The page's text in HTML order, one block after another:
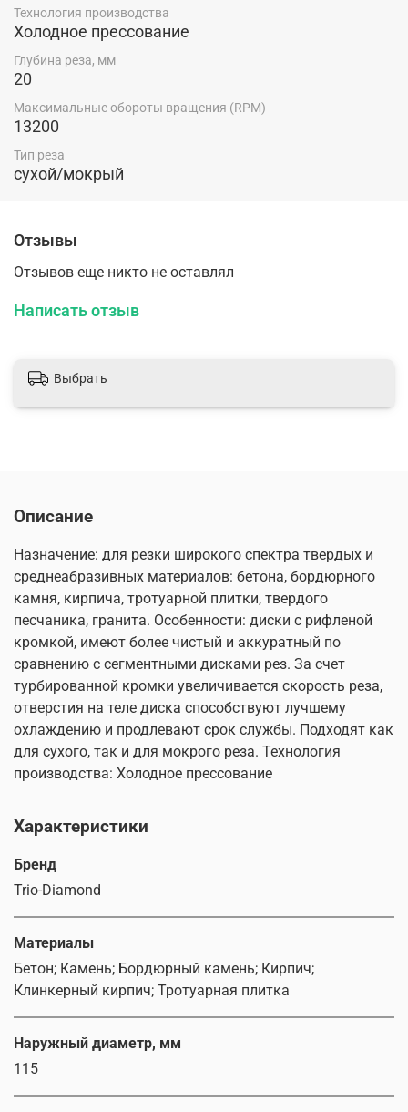
Технология производства
Холодное прессование
Глубина реза, мм
20
Максимальные обороты вращения (RPM)
13200
Тип реза
сухой/мокрый
Отзывы
Отзывов еще никто не оставлял
Написать отзыв
Выбрать
Описание
Назначение: для резки широкого спектра твердых и
среднеабразивных материалов: бетона, бордюрного
камня, кирпича, тротуарной плитки, твердого
песчаника, гранита. Особенности: диски с рифленой
кромкой, имеют более чистый и аккуратный по
сравнению с сегментными дисками рез. За счет
турбированной кромки увеличивается скорость реза,
отверстия на теле диска способствуют лучшему
охлаждению и продлевают срок службы. Подходят как
для сухого, так и для мокрого реза. Технология
производства: Холодное прессование
Характеристики
Бренд
Trio-Diamond
Материалы
Бетон; Камень; Бордюрный камень; Кирпич;
Клинкерный кирпич; Тротуарная плитка
Наружный диаметр, мм
115